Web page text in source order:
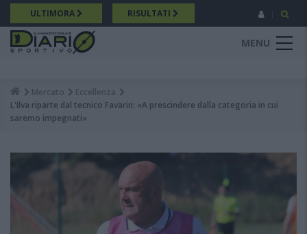
Salta
al
contenuto
principale
ULTIMORA RISULTATI
MENU
Breadcrumb
Mercato
Eccellenza
L'Ilva riparte dal tecnico Favarin: «A prescindere dalla categoria in cui
saremo impegnati»